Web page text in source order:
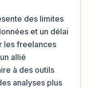
des limites
et un délai
les freelances
allié
à des outils
analyses plus